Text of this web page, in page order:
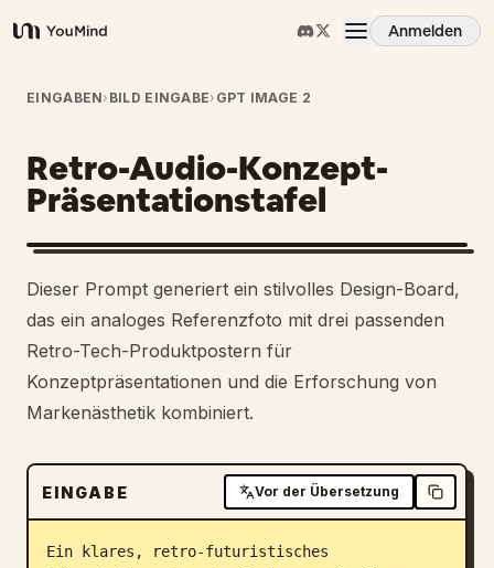
YouMind
Anmelden
Übersicht
Anwendungsfälle
Fähigkeiten
Prompts
Preise
Blog
EINGABEN› BILD EINGABE› GPT IMAGE 2
Retro-Audio-Konzept-
Präsentationstafel
Dieser Prompt generiert ein stilvolles Design-Board,
das ein analoges Referenzfoto mit drei passenden
Retro-Tech-Produktpostern für
Konzeptpräsentationen und die Erforschung von
Markenästhetik kombiniert.
EINGABE Vor der Übersetzung
Ein klares, retro-futuristisches